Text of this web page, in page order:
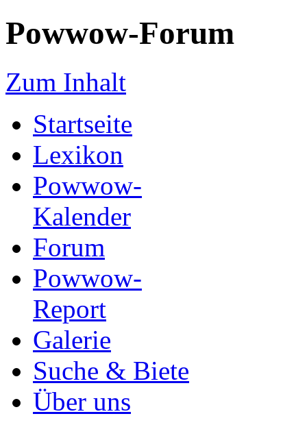
Powwow-Forum
Zum Inhalt
Startseite
Lexikon
Powwow-
Kalender
Forum
Powwow-
Report
Galerie
Suche & Biete
Über uns